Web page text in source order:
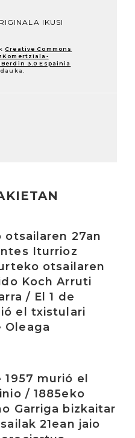
IKUSI
Creative Commons
3.0 Espainia
otsailaren 27an
Iturrioz
otsailaren
Koch Arruti
/ El 1 de
el txistulari
Oleaga
murió el
/ 1885eko
Garriga bizkaitar
21ean jaio